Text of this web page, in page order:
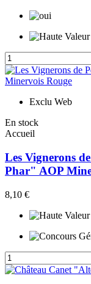
Exclu Web
En stock
Accueil
Les Vignerons
Phar" AOP
8,10 €